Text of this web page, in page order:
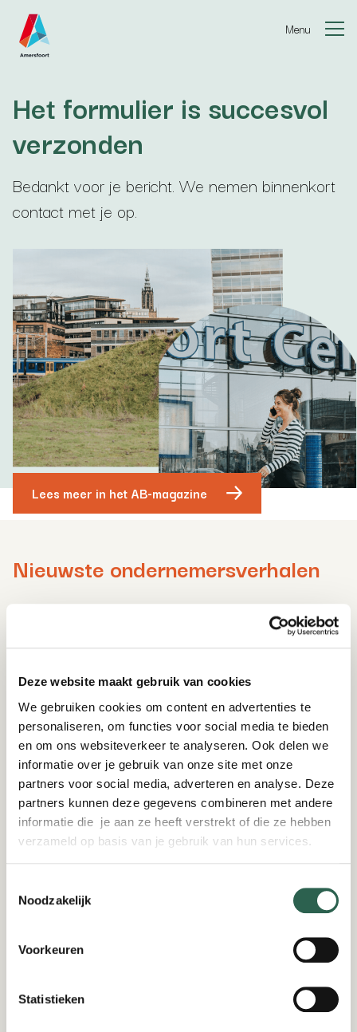
Deze website maakt gebruik van cookies
We gebruiken cookies om content en advertenties te
personaliseren, om functies voor social media te bieden
en om ons websiteverkeer te analyseren. Ook delen we
informatie over je gebruik van onze site met onze
partners voor social media, adverteren en analyse. Deze
partners kunnen deze gegevens combineren met andere
informatie die je aan ze heeft verstrekt of die ze hebben
verzameld op basis van je gebruik van hun services.
Noodzakelijk
Voorkeuren
Statistieken
Menu
Het formulier is succesvol
verzonden
Bedankt voor je bericht. We nemen binnenkort
contact met je op.
Lees meer in het AB-magazine
Nieuwste ondernemersverhalen